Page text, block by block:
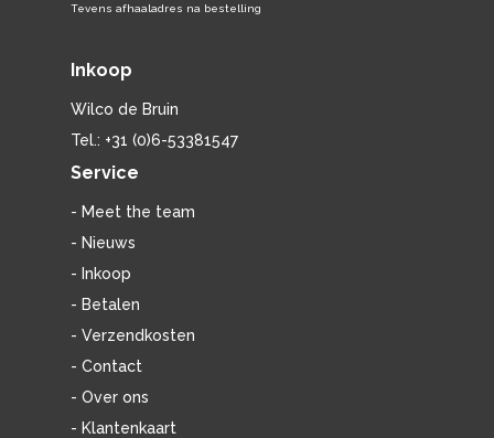
Tevens afhaaladres na bestelling
Inkoop
Wilco de Bruin
Tel.: +31 (0)6-53381547
Service
- Meet the team
- Nieuws
- Inkoop
- Betalen
- Verzendkosten
- Contact
- Over ons
- Klantenkaart